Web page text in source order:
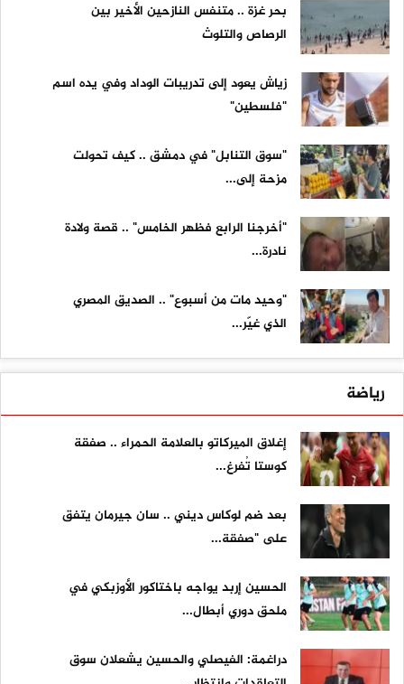
بحر غزة .. متنفس النازحين الأخير بين
الرصاص والتلوث
زياش يعود إلى تدريبات الوداد وفي يده اسم
"فلسطين"
"سوق التنابل" في دمشق .. كيف تحولت
مزحة إلى...
"أخرجنا الرابع فظهر الخامس" .. قصة ولادة
نادرة...
"وحيد مات من أسبوع" .. الصديق المصري
الذي غيّر...
رياضة
إغلاق الميركاتو بالعلامة الحمراء .. صفقة
كوستا تُفرغ...
بعد ضم لوكاس ديني .. سان جيرمان يتفق
على "صفقة...
الحسين إربد يواجه باختاكور الأوزبكي في
ملحق دوري أبطال...
دراغمة: الفيصلي والحسين يشعلان سوق